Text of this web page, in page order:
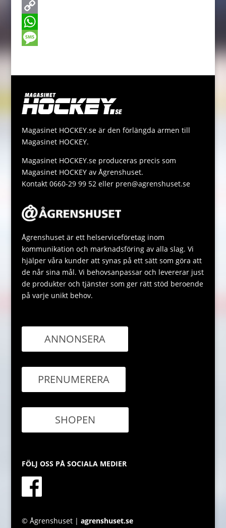
e
b
o
s
s
e
r
w
t
E
m
a
C
o
i
k
W
s
p
s
g
Magasinet HOCKEY.se är den förlängda armen till
Magasinet HOCKEY.
Magasinet HOCKEY.se produceras precis som
Magasinet HOCKEY av Ågrenshuset.
Kontakt 0660-29 99 52 eller pren@agrenshuset.se
Ågrenshuset är ett helserviceföretag inom
kommunikation och marknadsföring av alla slag. Vi
hjälper våra kunder att synas på ett sätt som göra att
de når sina mål. Vi behovsanpassar och levererar just
de produkter och tjänster som ger rätt stöd beroende
på varje unikt behov.
ANNONSERA
PRENUMERERA
SHOPEN
FÖLJ OSS PÅ SOCIALA MEDIER
© Ågrenshuset | agrenshuset.se